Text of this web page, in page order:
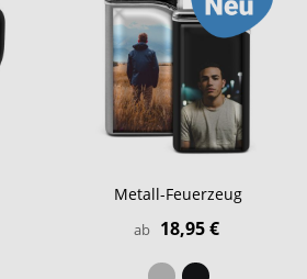
Metall-Feuerzeug
ab 18,95 €